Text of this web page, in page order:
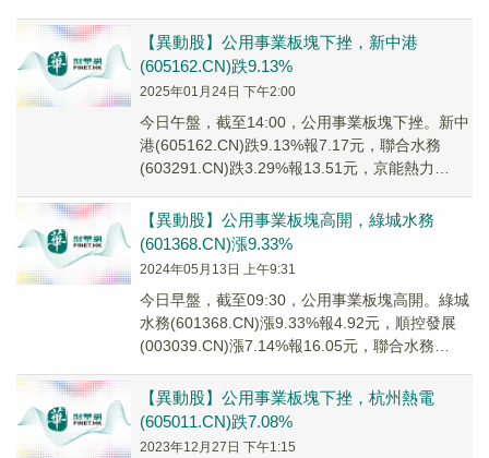
【異動股】公用事業板塊下挫，新中港
(605162.CN)跌9.13%
2025年01月24日 下午2:00
今日午盤，截至14:00，公用事業板塊下挫。新中
港(605162.CN)跌9.13%報7.17元，聯合水務
(603291.CN)跌3.29%報13.51元，京能熱力
【異動股】公用事業板塊高開，綠城水務
(601368.CN)漲9.33%
2024年05月13日 上午9:31
今日早盤，截至09:30，公用事業板塊高開。綠城
水務(601368.CN)漲9.33%報4.92元，順控發展
(003039.CN)漲7.14%報16.05元，聯合水務
【異動股】公用事業板塊下挫，杭州熱電
(605011.CN)跌7.08%
2023年12月27日 下午1:15